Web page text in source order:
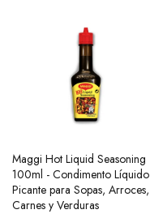
Maggi Hot Liquid Seasoning
100ml - Condimento Líquido
Picante para Sopas, Arroces,
Carnes y Verduras
Ramen Buldak Carbonara
Coreano (Halal) 130g
(40)